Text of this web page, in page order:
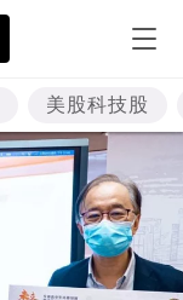
美股科技股